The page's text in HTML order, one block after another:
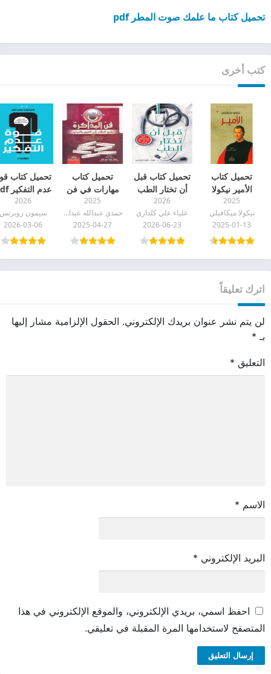
تحميل كتاب ما علمك صوت المطر pdf
كتب أخرى
تحميل كتاب
الأمير نيكولا
ميكافيلي pdf
2025
نيكولا ميكافيلي
2025-01-13
تحميل كتاب قبل
أن تختار الطب
pdf
2026
علياء علي كلداري
2026-06-23
تحميل كتاب
مهارات في فن
الذاكرة pdf
2025
حمدي عبدالله عبدالعظيم
2025-04-27
تحميل كتاب
عدم التفكير pdf
2026
سيمون
2026-03-06
اترك تعليقاً
لن يتم نشر عنوان بريدك الإلكتروني. الحقول الإلزامية مشار إليها
بـ *
التعليق *
الاسم *
البريد الإلكتروني *
احفظ اسمي، بريدي الإلكتروني، والموقع الإلكتروني في هذا
المتصفح لاستخدامها المرة المقبلة في تعليقي.